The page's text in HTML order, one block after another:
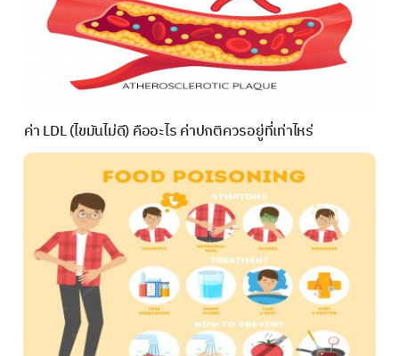
ค่า LDL (ไขมันไม่ดี) คืออะไร ค่าปกติควรอยู่ที่เท่าไหร่